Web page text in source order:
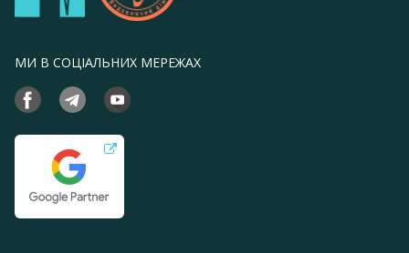
високоспеціалізованої допомоги постраждалим
МИ В СОЦІАЛЬНИХ МЕРЕЖАХ